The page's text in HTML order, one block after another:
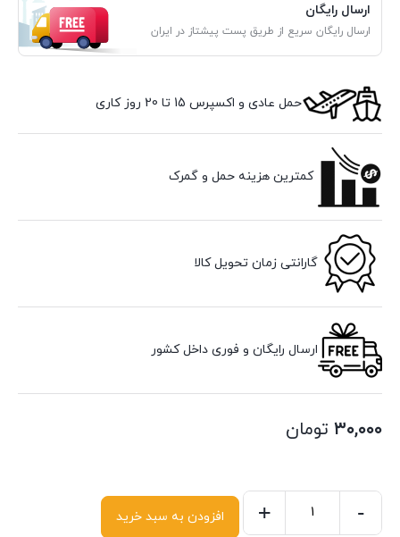
ارسال رایگان
ارسال رایگان سریع از طریق پست پیشتاز در ایران
حمل عادی و اکسپرس 15 تا 20 روز کاری
کمترین هزینه حمل و گمرک
گارانتی زمان تحویل کالا
ارسال رایگان و فوری داخل کشور
۳۰,۰۰۰ تومان
-
+ افزودن به سبد خرید